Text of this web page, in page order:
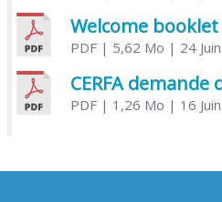
Welcome booklet
PDF| 5,62 Mo | 24
PDF| 1,26 Mo | 16